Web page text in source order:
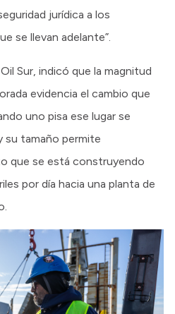
jurídica a los
se llevan adelante”.
Sur, indicó que la magnitud
evidencia el cambio que
uno pisa ese lugar se
su tamaño permite
que se está construyendo
por día hacia una planta de